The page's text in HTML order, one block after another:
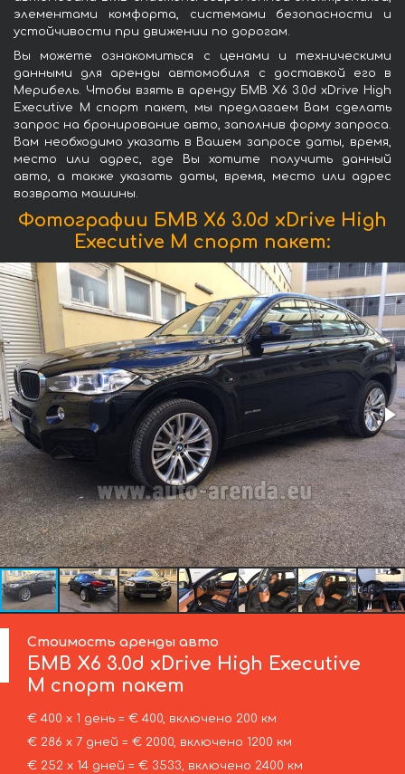
элементами комфорта, системами безопасности и
устойчивости при движении по дорогам.
Вы можете ознакомиться с ценами и техническими
данными для аренды автомобиля с доставкой его в
Мерибель. Чтобы взять в аренду БМВ X6 3.0d xDrive High
Executive M спорт пакет, мы предлагаем Вам сделать
запрос на бронирование авто, заполнив форму запроса.
Вам необходимо указать в Вашем запросе даты, время,
место или адрес, где Вы хотите получить данный
авто, а также указать даты, время, место или адрес
возврата машины.
Фотографии БМВ X6 3.0d xDrive High
Executive M спорт пакет:
Стоимость аренды авто
БМВ X6 3.0d xDrive High Executive
M спорт пакет
€ 400 х 1 день = € 400, включено 200 км
€ 286 х 7 дней = € 2000, включено 1200 км
€ 252 х 14 дней = € 3533, включено 2400 км